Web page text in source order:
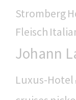
Stromberg
Fleisch
Johann
Luxus-Hotel